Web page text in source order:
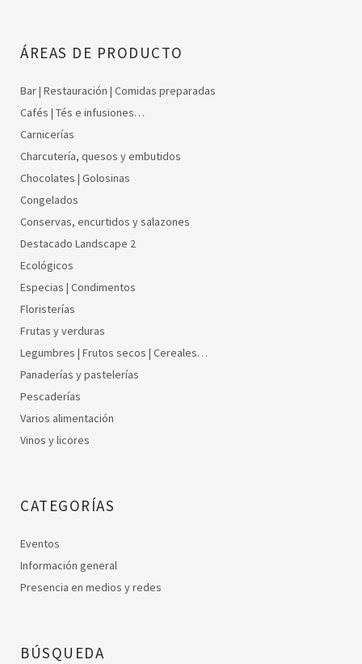
ÁREAS DE PRODUCTO
Bar | Restauración | Comidas preparadas
Cafés | Tés e infusiones…
Carnicerías
Charcutería, quesos y embutidos
Chocolates | Golosinas
Congelados
Conservas, encurtidos y salazones
Destacado Landscape 2
Ecológicos
Especias | Condimentos
Floristerías
Frutas y verduras
Legumbres | Frutos secos | Cereales…
Panaderías y pastelerías
Pescaderías
Varios alimentación
Vinos y licores
CATEGORÍAS
Eventos
Información general
Presencia en medios y redes
BÚSQUEDA